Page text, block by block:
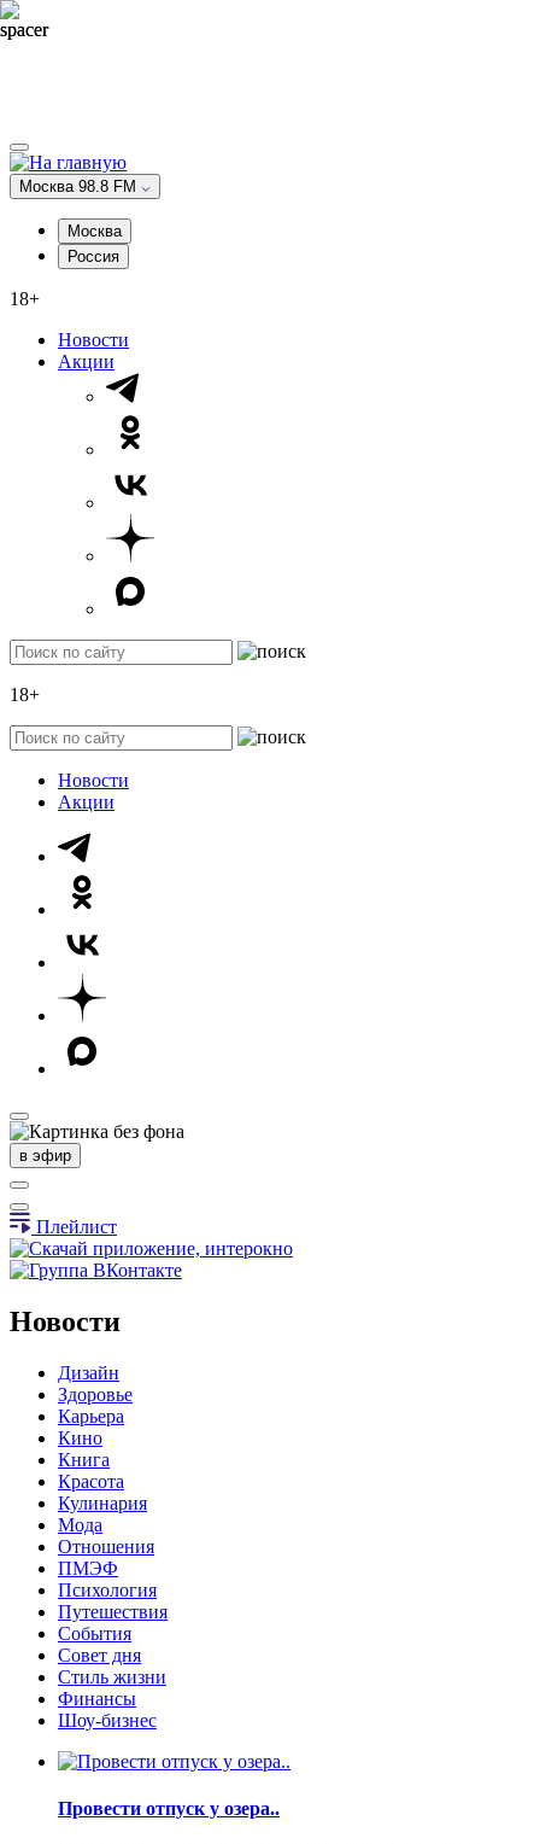
Москва 98.8 FM
Москва
Россия
18+
Новости
Акции
18+
Новости
Акции
в эфир
Плейлист
Новости
Дизайн
Здоровье
Карьера
Кино
Книга
Красота
Кулинария
Мода
Отношения
ПМЭФ
Психология
Путешествия
События
Совет дня
Стиль жизни
Финансы
Шоу-бизнес
Провести отпуск у озера..